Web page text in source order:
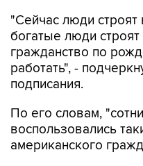
"Сейчас люди строят
богатые люди
гражданство по
работать", -
подписания.
По его словам,
воспользовались
американского